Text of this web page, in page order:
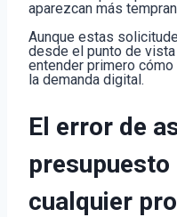
aparezcan más
Aunque estas
desde el punto de
entender primero
la demanda digital.
El error de
cualquier